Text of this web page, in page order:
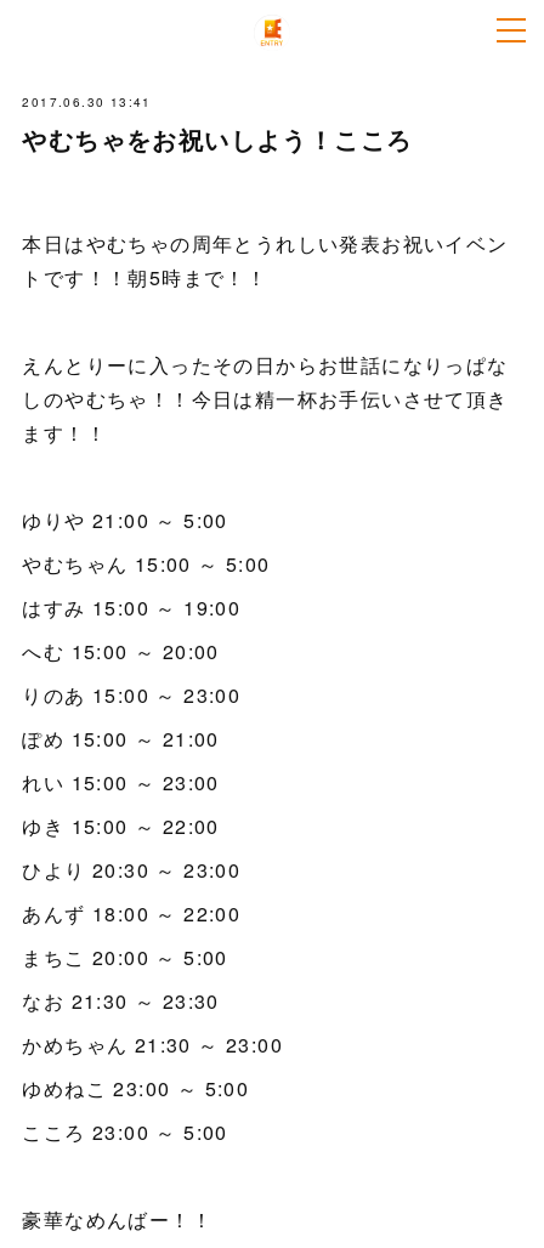
2017.06.30 13:41
やむちゃをお祝いしよう！こころ
本日はやむちゃの周年とうれしい発表お祝いイベン
トです！！朝5時まで！！
えんとりーに入ったその日からお世話になりっぱな
しのやむちゃ！！今日は精一杯お手伝いさせて頂き
ます！！
ゆりや 21:00 ～ 5:00
やむちゃん 15:00 ～ 5:00
はすみ 15:00 ～ 19:00
へむ 15:00 ～ 20:00
りのあ 15:00 ～ 23:00
ぽめ 15:00 ～ 21:00
れい 15:00 ～ 23:00
ゆき 15:00 ～ 22:00
ひより 20:30 ～ 23:00
あんず 18:00 ～ 22:00
まちこ 20:00 ～ 5:00
なお 21:30 ～ 23:30
かめちゃん 21:30 ～ 23:00
ゆめねこ 23:00 ～ 5:00
こころ 23:00 ～ 5:00
豪華なめんばー！！